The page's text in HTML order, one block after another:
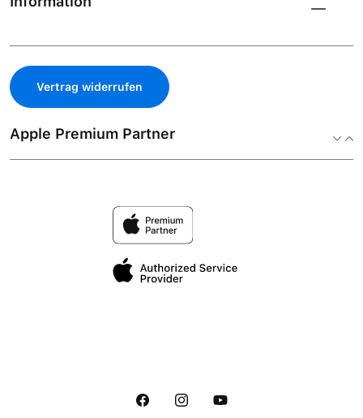
Vertrag widerrufen
Apple Premium Partner